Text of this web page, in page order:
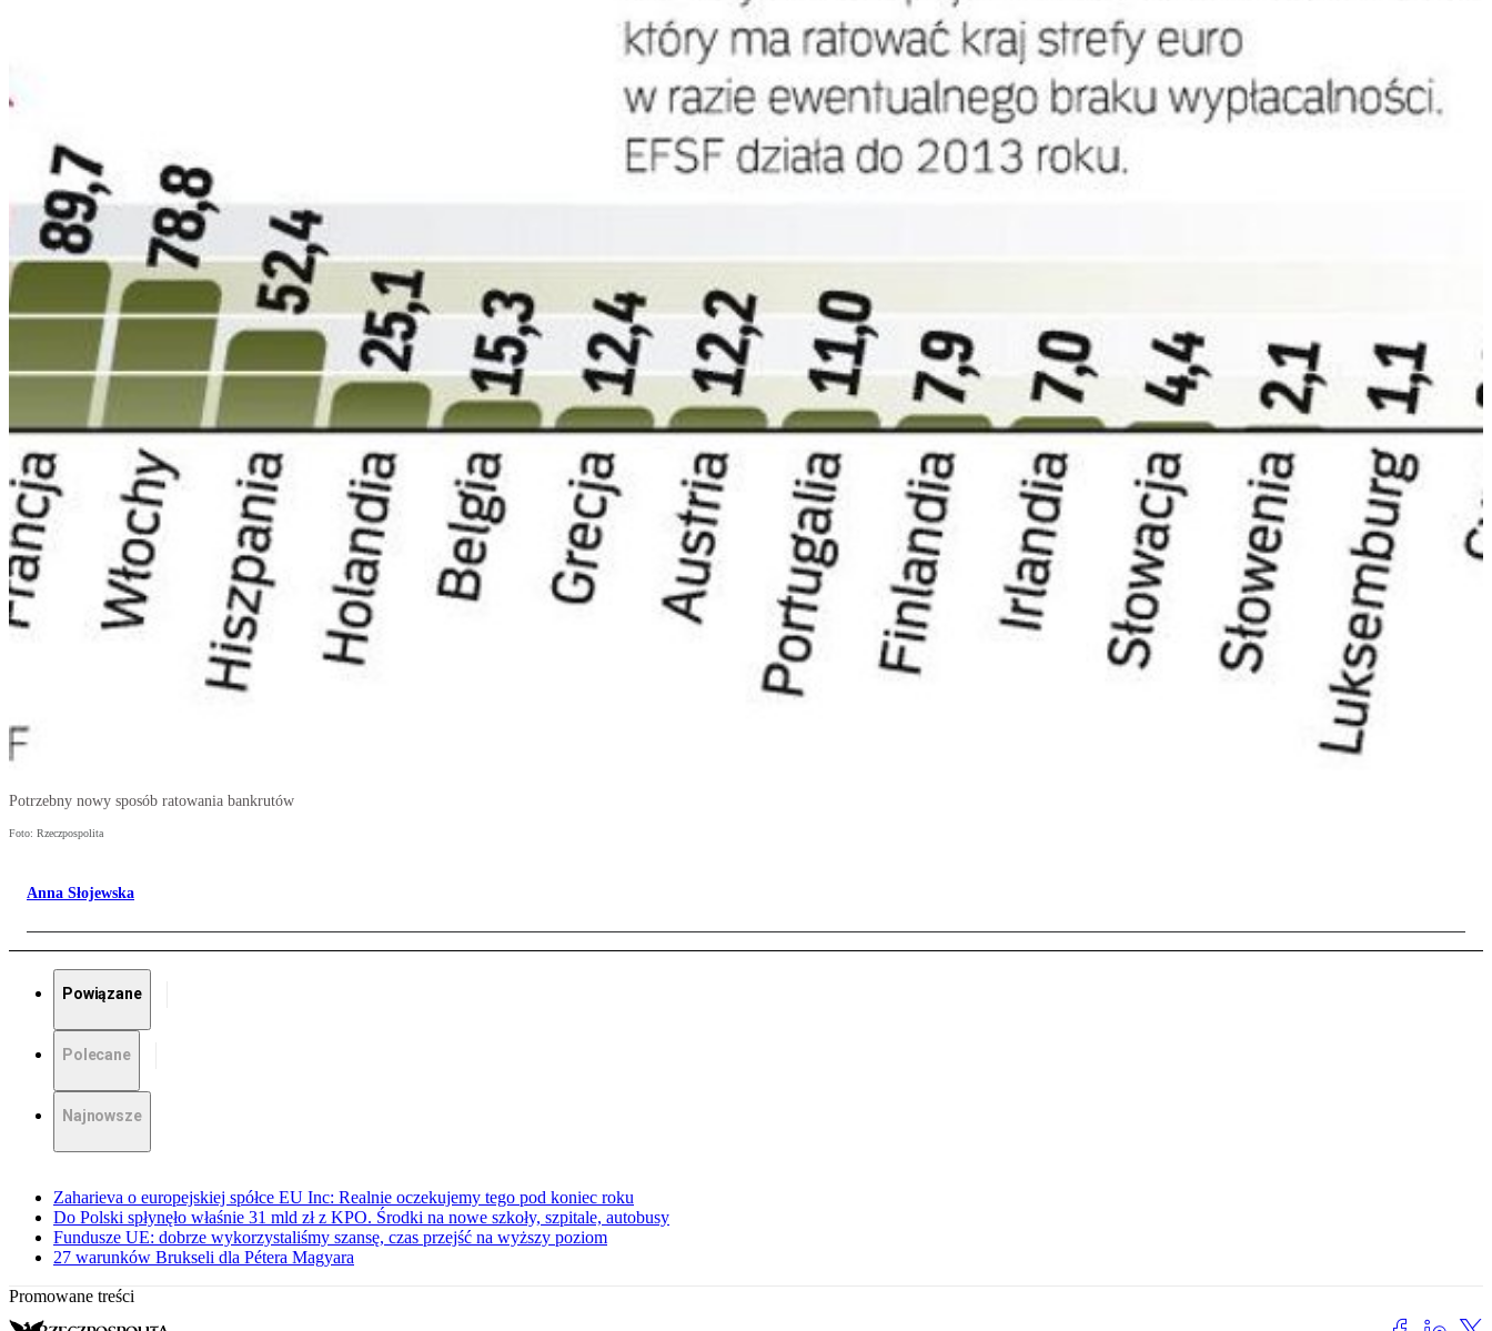
Potrzebny nowy sposób ratowania bankrutów
Foto: Rzeczpospolita
Anna Słojewska
Powiązane
Polecane
Najnowsze
Zaharieva o europejskiej spółce EU Inc: Realnie oczekujemy tego pod koniec roku
Do Polski spłynęło właśnie 31 mld zł z KPO. Środki na nowe szkoły, szpitale, autobusy
Fundusze UE: dobrze wykorzystaliśmy szansę, czas przejść na wyższy poziom
27 warunków Brukseli dla Pétera Magyara
Promowane treści